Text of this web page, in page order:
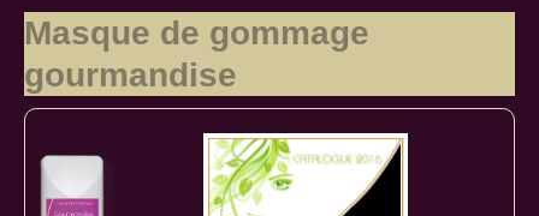
Masque de gommage
gourmandise